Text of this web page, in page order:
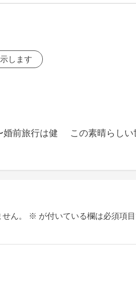
します
前旅行は健
この素晴らし
ん。 ※ が付いている欄は必須項